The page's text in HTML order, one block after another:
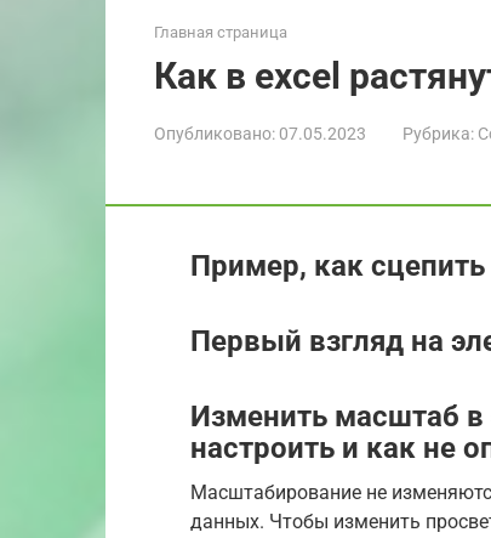
Главная страница
Как в excel
Опубликовано: 07.05.2023 Рубрика:
Пример, как сцепить
Первый взгляд на
Изменить масштаб в
настроить и как не
Масштабирование не
данных. Чтобы изменить